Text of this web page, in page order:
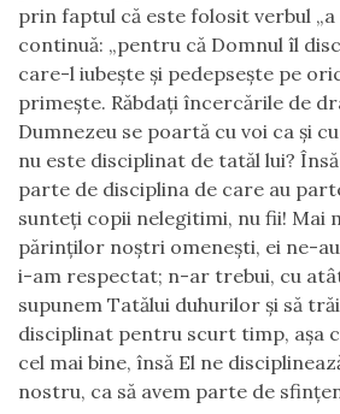
prin faptul că este folosit verbul „a
continuă: „pentru că Domnul îl
care-l iubeşte şi pedepseşte pe
primeşte. Răbdaţi încercările de
Dumnezeu se poartă cu voi ca şi
nu este disciplinat de tatăl lui?
parte de disciplina de care au
sunteţi copii nelegitimi, nu fii! Mai
părinţilor noştri omeneşti, ei ne-
i-am respectat; n-ar trebui, cu
supunem Tatălui duhurilor şi să
disciplinat pentru scurt timp, aşa
cel mai bine, însă El ne
nostru, ca să avem parte de